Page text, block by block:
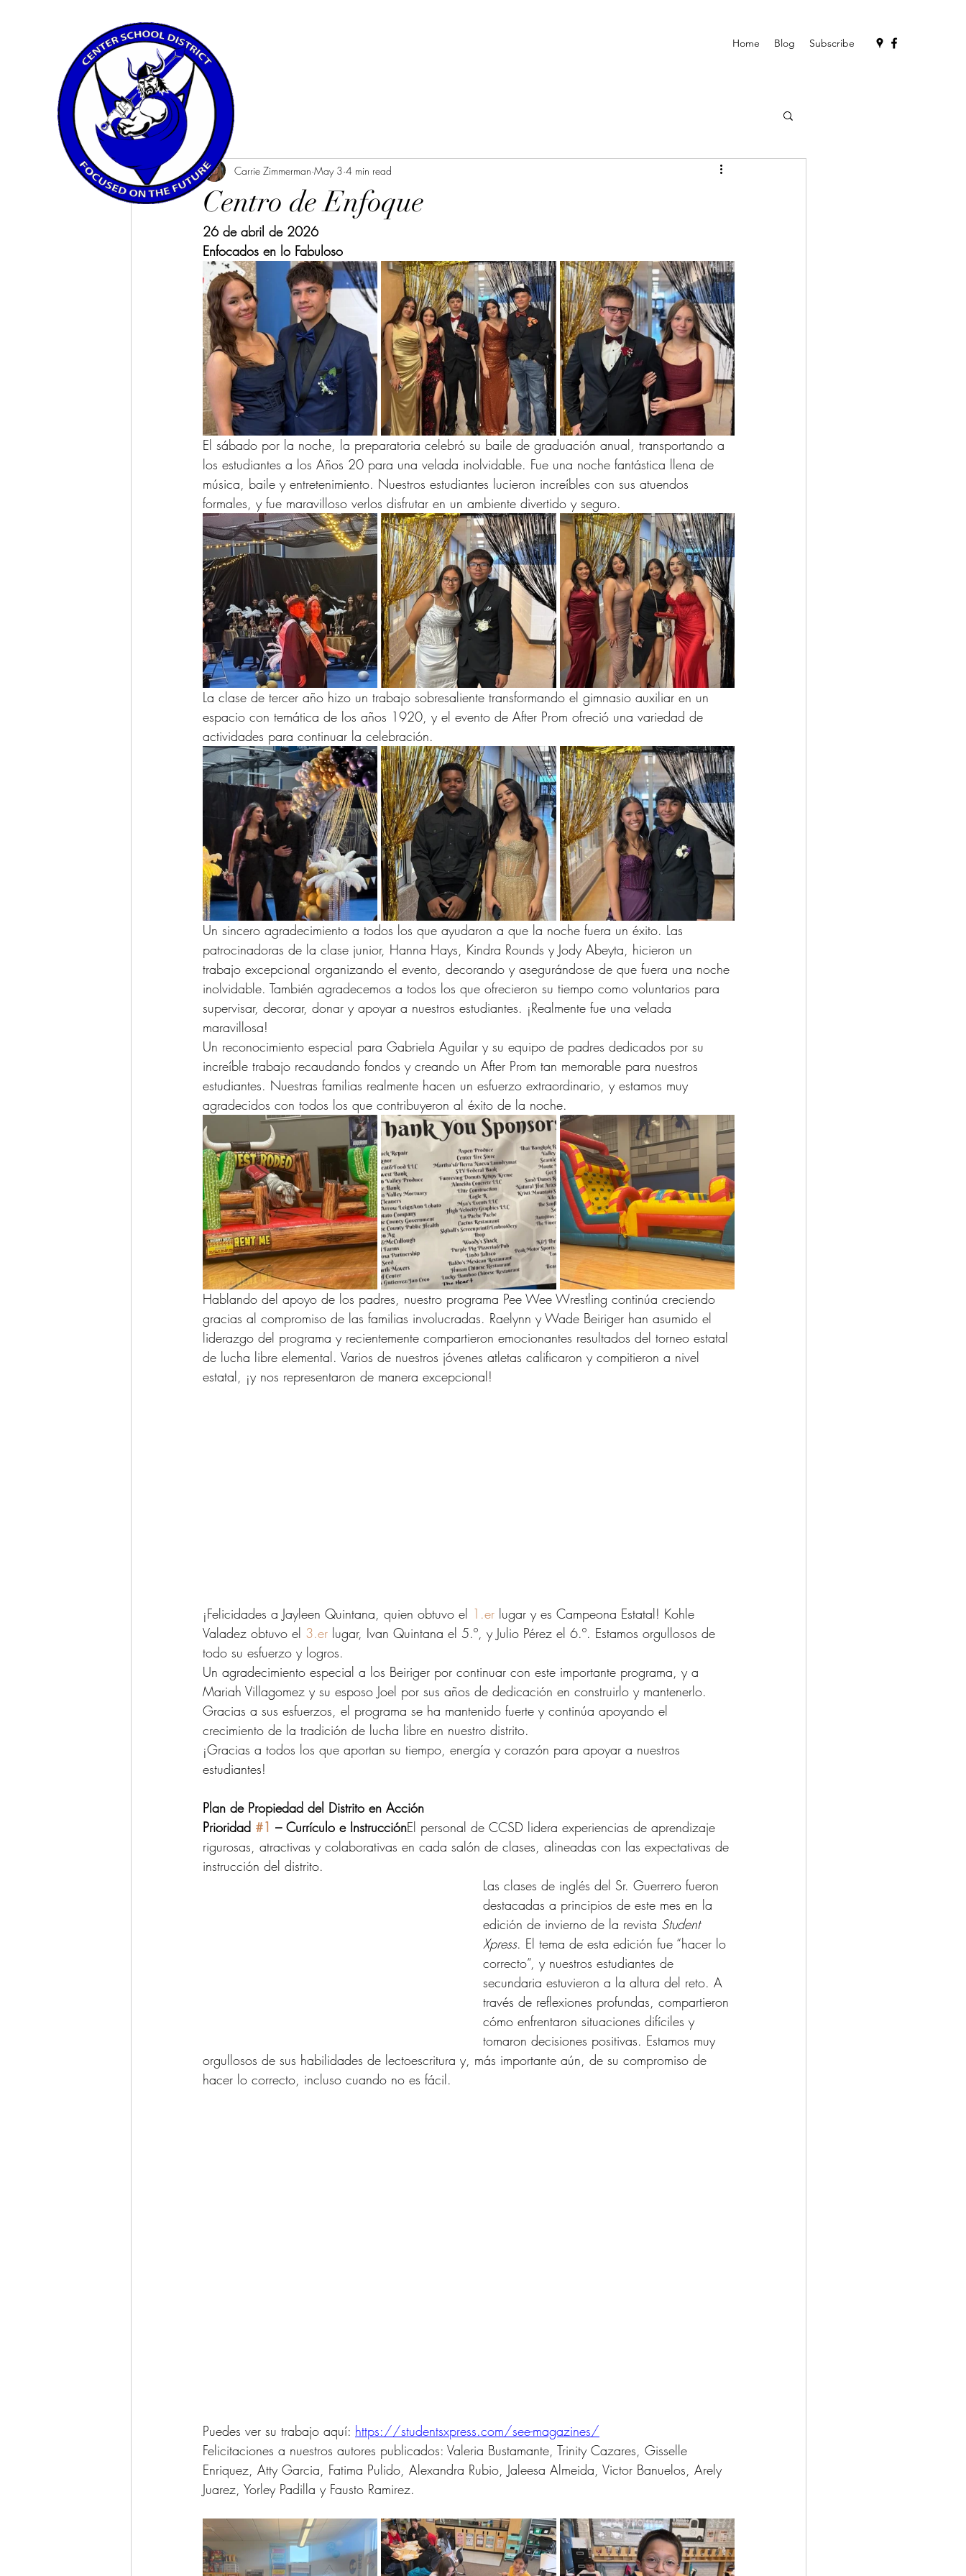
Home Blog Subscribe
All Posts
Centro de Enfoque
Carrie Zimmerman May 3 4 min read
26 de abril de 2026
Enfocados en lo Fabuloso
El sábado por la noche, la preparatoria celebró su baile de graduación anual, transportando a
los estudiantes a los Años 20 para una velada inolvidable. Fue una noche fantástica llena de
música, baile y entretenimiento. Nuestros estudiantes lucieron increíbles con sus atuendos
formales, y fue maravilloso verlos disfrutar en un ambiente divertido y seguro.
La clase de tercer año hizo un trabajo sobresaliente transformando el gimnasio auxiliar en un
espacio con temática de los años 1920, y el evento de After Prom ofreció una variedad de
actividades para continuar la celebración.
Un sincero agradecimiento a todos los que ayudaron a que la noche fuera un éxito. Las
patrocinadoras de la clase junior, Hanna Hays, Kindra Rounds y Jody Abeyta, hicieron un
trabajo excepcional organizando el evento, decorando y asegurándose de que fuera una noche
inolvidable. También agradecemos a todos los que ofrecieron su tiempo como voluntarios para
supervisar, decorar, donar y apoyar a nuestros estudiantes. ¡Realmente fue una velada
maravillosa!
Un reconocimiento especial para Gabriela Aguilar y su equipo de padres dedicados por su
increíble trabajo recaudando fondos y creando un After Prom tan memorable para nuestros
estudiantes. Nuestras familias realmente hacen un esfuerzo extraordinario, y estamos muy
agradecidos con todos los que contribuyeron al éxito de la noche.
Hablando del apoyo de los padres, nuestro programa Pee Wee Wrestling continúa creciendo
gracias al compromiso de las familias involucradas. Raelynn y Wade Beiriger han asumido el
liderazgo del programa y recientemente compartieron emocionantes resultados del torneo estatal
de lucha libre elemental. Varios de nuestros jóvenes atletas calificaron y compitieron a nivel
estatal, ¡y nos representaron de manera excepcional!
¡Felicidades a Jayleen Quintana, quien obtuvo el 1.er lugar y es Campeona Estatal! Kohle
Valadez obtuvo el 3.er lugar, Ivan Quintana el 5.º, y Julio Pérez el 6.º. Estamos orgullosos de
todo su esfuerzo y logros.
Un agradecimiento especial a los Beiriger por continuar con este importante programa, y a
Mariah Villagomez y su esposo Joel por sus años de dedicación en construirlo y mantenerlo.
Gracias a sus esfuerzos, el programa se ha mantenido fuerte y continúa apoyando el
crecimiento de la tradición de lucha libre en nuestro distrito.
¡Gracias a todos los que aportan su tiempo, energía y corazón para apoyar a nuestros
estudiantes!
Plan de Propiedad del Distrito en Acción
Prioridad #1 – Currículo e InstrucciónEl personal de CCSD lidera experiencias de aprendizaje
rigurosas, atractivas y colaborativas en cada salón de clases, alineadas con las expectativas de
instrucción del distrito.
Las clases de inglés del Sr. Guerrero fueron
destacadas a principios de este mes en la
edición de invierno de la revista Student
Xpress. El tema de esta edición fue “hacer lo
correcto”, y nuestros estudiantes de
secundaria estuvieron a la altura del reto. A
través de reflexiones profundas, compartieron
cómo enfrentaron situaciones difíciles y
tomaron decisiones positivas. Estamos muy
orgullosos de sus habilidades de lectoescritura y, más importante aún, de su compromiso de
hacer lo correcto, incluso cuando no es fácil.
Puedes ver su trabajo aquí: https://studentsxpress.com/see-magazines/
Felicitaciones a nuestros autores publicados: Valeria Bustamante, Trinity Cazares, Gisselle
Enriquez, Atty Garcia, Fatima Pulido, Alexandra Rubio, Jaleesa Almeida, Victor Banuelos, Arely
Juarez, Yorley Padilla y Fausto Ramirez.